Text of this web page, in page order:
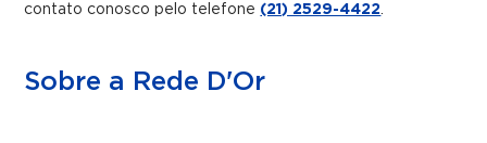
contato conosco pelo telefone (21) 2529-4422.
Sobre a Rede D'Or